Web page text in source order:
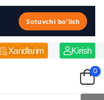
Sotuvchi bo'lish
Xaridlarim Kirish
0